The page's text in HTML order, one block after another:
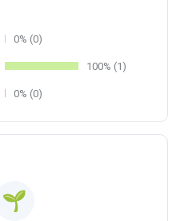
0% (0)
100% (1)
0% (0)